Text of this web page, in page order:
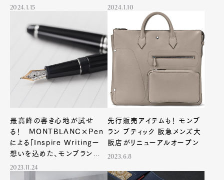
手書きー」イベント、第二弾を
2024.1.15
ー」イベント、第三弾をモンブ
ラン銀座本店で開催！
2024.1.10
最高峰の書き心地が試せ
る！ MONTBLANC×Pen
による「Inspire Writingー
想いを込めた、モンブランの
手書きー」イベントをＫＩＴＴＥ
4階、旧郵便局長室で開催
2023.11.24
先行販売アイテムも！ モンブ
ラン ブティック 阪急メンズ大
阪店がリニューアルオープン
2023.6.8